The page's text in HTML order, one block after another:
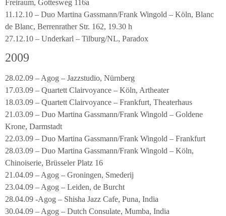
Freiraum, Gottesweg 116a
11.12.10 – Duo Martina Gassmann/Frank Wingold – Köln, Blanc
de Blanc, Berrenrather Str. 162, 19.30 h
27.12.10 – Underkarl – Tilburg/NL, Paradox
2009
28.02.09 – Agog – Jazzstudio, Nürnberg
17.03.09 – Quartett Clairvoyance – Köln, Artheater
18.03.09 – Quartett Clairvoyance – Frankfurt, Theaterhaus
21.03.09 – Duo Martina Gassmann/Frank Wingold – Goldene
Krone, Darmstadt
22.03.09 – Duo Martina Gassmann/Frank Wingold – Frankfurt
28.03.09 – Duo Martina Gassmann/Frank Wingold – Köln,
Chinoiserie, Brüsseler Platz 16
21.04.09 – Agog – Groningen, Smederij
23.04.09 – Agog – Leiden, de Burcht
28.04.09 -Agog – Shisha Jazz Cafe, Puna, India
30.04.09 – Agog – Dutch Consulate, Mumba, India